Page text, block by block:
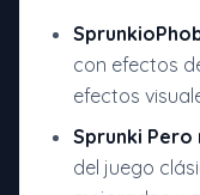
con efectos
efectos
Sprunki Pero
del juego